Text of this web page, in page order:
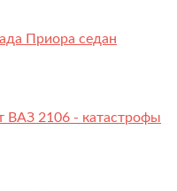
Приора седан